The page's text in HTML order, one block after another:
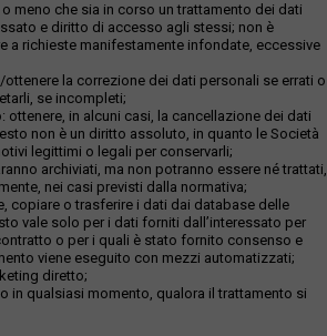
meno che sia in corso un trattamento dei dati
e diritto di accesso agli stessi; non è
a richieste manifestamente infondate, eccessive
la correzione dei dati personali se errati o
se incompleti;
ottenere, in alcuni casi, la cancellazione dei dati
non è un diritto assoluto, in quanto le Società
legittimi o legali per conservarli;
archiviati, ma non potranno essere né trattati,
nei casi previsti dalla normativa;
copiare o trasferire i dati dai database delle
vale solo per i dati forniti dall’interessato per
o per i quali è stato fornito consenso e
viene eseguito con mezzi automatizzati;
diretto;
in qualsiasi momento, qualora il trattamento si